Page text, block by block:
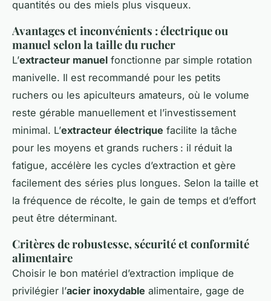
quantités ou des miels plus visqueux.
Avantages et inconvénients : électrique ou
manuel selon la taille du rucher
L’extracteur manuel fonctionne par simple rotation
manivelle. Il est recommandé pour les petits
ruchers ou les apiculteurs amateurs, où le volume
reste gérable manuellement et l’investissement
minimal. L’extracteur électrique facilite la tâche
pour les moyens et grands ruchers : il réduit la
fatigue, accélère les cycles d’extraction et gère
facilement des séries plus longues. Selon la taille et
la fréquence de récolte, le gain de temps et d’effort
peut être déterminant.
Critères de robustesse, sécurité et conformité
alimentaire
Choisir le bon matériel d’extraction implique de
privilégier l’acier inoxydable alimentaire, gage de